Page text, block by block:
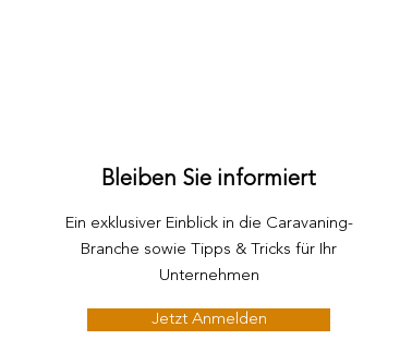
Bleiben Sie informiert
Ein exklusiver Einblick in die Caravaning-
Branche sowie Tipps & Tricks für Ihr
Unternehmen
Jetzt Anmelden